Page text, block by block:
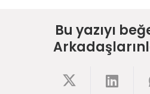
Bu yazıyı